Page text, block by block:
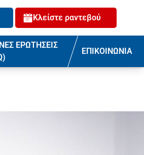
Κλείστε ραντεβού
ΕΡΩΤΗΣΕΙΣ
ΕΠΙΚΟΙΝΩΝΙΑ